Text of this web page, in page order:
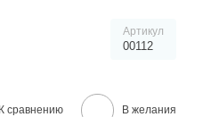
Артикул
00112
К сравнению В желания